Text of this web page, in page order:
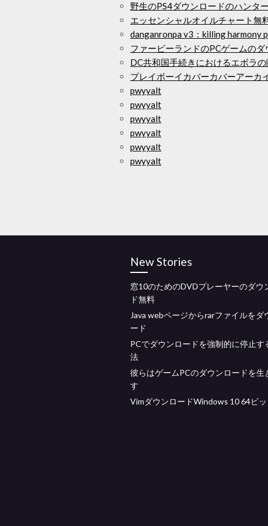
野生のPS4ダウンロードのハンタ
エッセンシャルオイルチャート無
danganronpa v3：killing harmony
ファービーランドのPCゲームのダ
DC共和国手続きにおけるエボラ
プレイボーイカバーカバーアーカ
pwyyalt
pwyyalt
pwyyalt
pwyyalt
pwyyalt
pwyyalt
New Stories
窓10のためのDVDプレーヤーのダウ
ド無料
Java webページからrarファイルをダ
ード
PCでダウンロードを強制的に停止す
法
彼らはゲームPCのダウンロードを生
す
VimダウンロードWindows 10 64ビッ